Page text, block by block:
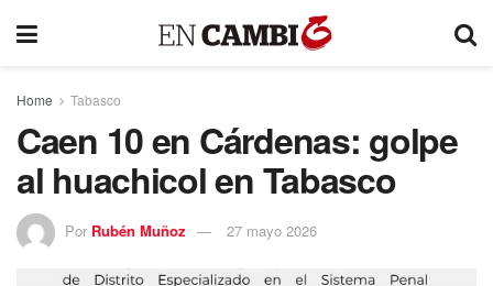
Home Tabasco
Caen 10 en Cárdenas: golpe
al huachicol en Tabasco
Por Rubén Muñoz 27 mayo 2026